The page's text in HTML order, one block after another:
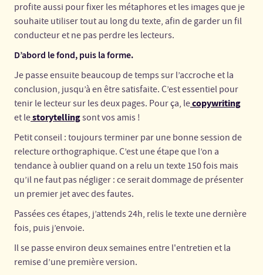
profite aussi pour fixer les métaphores et les images que je
souhaite utiliser tout au long du texte, afin de garder un fil
conducteur et ne pas perdre les lecteurs.
D’abord le fond, puis la forme.
Je passe ensuite beaucoup de temps sur l’accroche et la
conclusion, jusqu’à en être satisfaite. C’est essentiel pour
tenir le lecteur sur les deux pages. Pour ça, lecopywriting
et lestorytellingsont vos amis !
Petit conseil : toujours terminer par une bonne session de
relecture orthographique. C’est une étape que l’on a
tendance à oublier quand on a relu un texte 150 fois mais
qu’il ne faut pas négliger : ce serait dommage de présenter
un premier jet avec des fautes.
Passées ces étapes, j’attends 24h, relis le texte une dernière
fois, puis j’envoie.
Il se passe environ deux semaines entre l'entretien et la
remise d’une première version.